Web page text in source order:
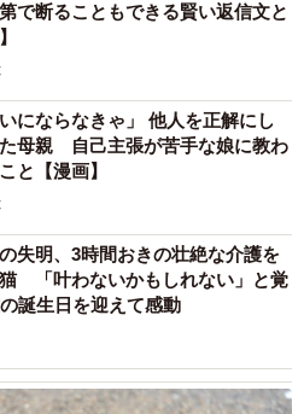
、お薬手帳かお薬手帳アプリを携帯し
イラストはイメージ／いらすとや）
から派生して、「白い粉薬」
していましたが。
ば…（笑）。内服薬の色とか
り薬の容器だと、もうほんと
は、どんな「答え」を出され
で断ることもできる賢い返信文と
いにならなきゃ」 他人を正解にし
母親 自己主張が苦手な娘に教わ
と【漫画】
失明、3時間おきの壮絶な介護を
「叶わないかもしれない」と覚
誕生日を迎えて感動